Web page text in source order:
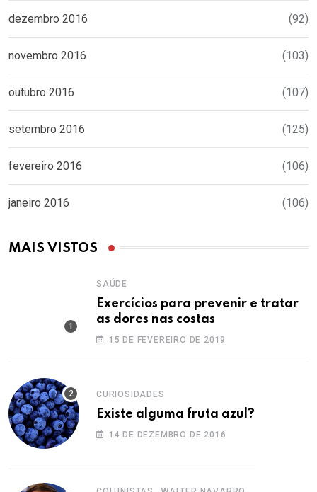
dezembro 2016 (92)
novembro 2016 (103)
outubro 2016 (107)
setembro 2016 (125)
fevereiro 2016 (106)
janeiro 2016 (106)
MAIS VISTOS
SAÚDE
Exercícios para prevenir e tratar
as dores nas costas
15 DE FEVEREIRO DE 2019
CURIOSIDADES
Existe alguma fruta azul?
14 DE DEZEMBRO DE 2016